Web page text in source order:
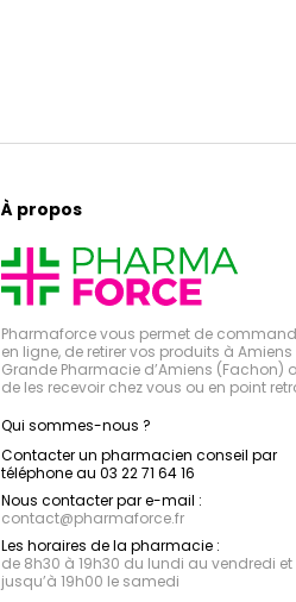
À propos
Pharmaforce vous permet de
en ligne, de retirer vos produits à
Grande Pharmacie d’Amiens (Fachon)
de les recevoir chez vous ou en point
Qui sommes-nous ?
Contacter un pharmacien conseil par
téléphone au 03 22 71 64 16
Nous contacter par e-mail :
contact@pharmaforce.fr
Les horaires de la pharmacie :
de 8h30 à 19h30 du lundi au vendredi et
jusqu’à 19h00 le samedi